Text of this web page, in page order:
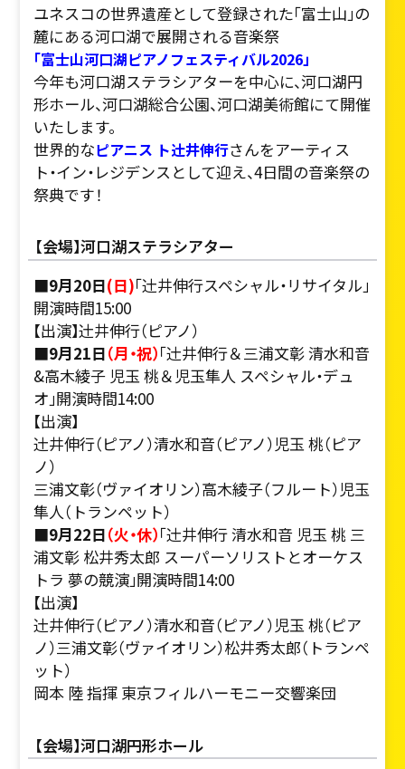
ユネスコの世界遺産として登録された「富士山」の
麓にある河口湖で展開される音楽祭
「富士山河口湖ピアノフェスティバル2026」
今年も河口湖ステラシアターを中心に、河口湖円
形ホール、河口湖総合公園、河口湖美術館にて開催
いたします。
世界的なピアニス ト辻󠄀井伸行さんをアーティス
ト・イン・レジデンスとして迎え、4日間の音楽祭の
祭典です！
【会場】河口湖ステラシアター
■9月20日(日)「辻󠄀井伸行スペシャル・リサイタル」
開演時間15:00
【出演】辻󠄀井伸行（ピアノ）
■9月21日（月・祝）「辻󠄀井伸行＆三浦文彰 清水和音
&高木綾子 児玉 桃＆児玉隼人 スペシャル・デュ
オ」開演時間14:00
【出演】
辻󠄀井伸行（ピアノ）清水和音（ピアノ）児玉 桃（ピア
ノ）
三浦文彰（ヴァイオリン）高木綾子（フルート）児玉
隼人（トランペット）
■9月22日（火・休）「辻󠄀井伸行 清水和音 児玉 桃 三
浦文彰 松井秀太郎 スーパーソリストとオーケス
トラ 夢の競演」開演時間14:00
【出演】
辻󠄀井伸行（ピアノ）清水和音（ピアノ）児玉 桃（ピア
ノ）三浦文彰（ヴァイオリン）松井秀太郎（トランペ
ット）
岡本 陸 指揮 東京フィルハーモニー交響楽団
【会場】河口湖円形ホール